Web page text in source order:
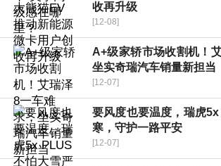
收再升级
[12-08]
A+级家轿市场收割机！
坐实奇瑞汽车销量新担当
[12-07]
要风度也要温度，瑞虎
寒，守护一路平安
[12-07]